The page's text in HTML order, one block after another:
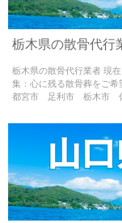
Warning: Use of
/home/
栃木県の散骨代行
栃木県の散骨代行業者 現
集：心に残る散骨葬をご
都宮市 足利市 栃木市